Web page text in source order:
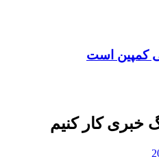
کمپین است
خبری کار کنیم